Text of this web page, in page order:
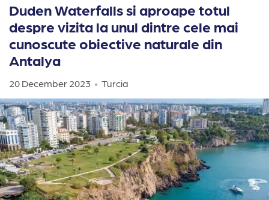
Duden Waterfalls si aproape totul
despre vizita la unul dintre cele mai
cunoscute obiective naturale din
Antalya
20 December 2023 Turcia